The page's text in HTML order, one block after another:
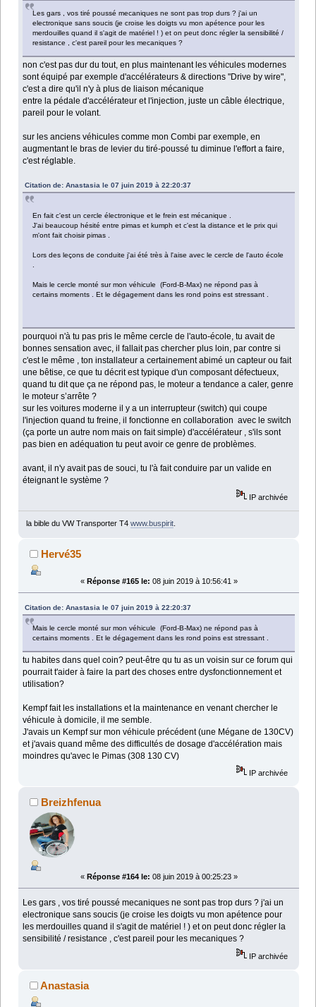
Les gars , vos tiré poussé mecaniques ne sont pas trop durs ? j'ai un
electronique sans soucis (je croise les doigts vu mon apétence pour les
merdouilles quand il s'agit de matériel ! ) et on peut donc régler la sensibilité /
resistance , c'est pareil pour les mecaniques ?
non c'est pas dur du tout, en plus maintenant les véhicules modernes
sont équipé par exemple d'accélérateurs & directions "Drive by wire",
c'est a dire qu'il n'y à plus de liaison mécanique
entre la pédale d'accélérateur et l'injection, juste un câble électrique,
pareil pour le volant.
sur les anciens véhicules comme mon Combi par exemple, en
augmentant le bras de levier du tiré-poussé tu diminue l'effort a faire,
c'est réglable.
Citation de: Anastasia le 07 juin 2019 à 22:20:37
En fait c'est un cercle électronique et le frein est mécanique .
J'ai beaucoup hésité entre pimas et kumph et c'est la distance et le prix qui
m'ont fait choisir pimas .
Lors des leçons de conduite j'ai été très à l'aise avec le cercle de l'auto école
Mais le cercle monté sur mon véhicule (Ford-B-Max) ne répond pas à
certains moments . Et le dégagement dans les rond poins est stressant .
pourquoi n'à tu pas pris le même cercle de l'auto-école, tu avait de
bonnes sensation avec, il fallait pas chercher plus loin, par contre si
c'est le même , ton installateur a certainement abimé un capteur ou fait
une bêtise, ce que tu décrit est typique d'un composant défectueux,
quand tu dit que ça ne répond pas, le moteur a tendance a caler, genre
le moteur s’arrête ?
sur les voitures moderne il y a un interrupteur (switch) qui coupe
l'injection quand tu freine, il fonctionne en collaboration avec le switch
(ça porte un autre nom mais on fait simple) d'accélérateur , s'ils sont
pas bien en adéquation tu peut avoir ce genre de problèmes.
avant, il n'y avait pas de souci, tu l'à fait conduire par un valide en
éteignant le système ?
IP archivée
la bible du VW Transporter T4 www.buspirit.
Hervé35
« Réponse #165 le: 08 juin 2019 à 10:56:41 »
Citation de: Anastasia le 07 juin 2019 à 22:20:37
Mais le cercle monté sur mon véhicule (Ford-B-Max) ne répond pas à
certains moments . Et le dégagement dans les rond poins est stressant .
tu habites dans quel coin? peut-être qu tu as un voisin sur ce forum qui
pourrait t'aider à faire la part des choses entre dysfonctionnement et
utilisation?
Kempf fait les installations et la maintenance en venant chercher le
véhicule à domicile, il me semble.
J'avais un Kempf sur mon véhicule précédent (une Mégane de 130CV)
et j'avais quand même des difficultés de dosage d'accélération mais
moindres qu'avec le Pimas (308 130 CV)
IP archivée
Breizhfenua
« Réponse #164 le: 08 juin 2019 à 00:25:23 »
Les gars , vos tiré poussé mecaniques ne sont pas trop durs ? j'ai un
electronique sans soucis (je croise les doigts vu mon apétence pour
les merdouilles quand il s'agit de matériel ! ) et on peut donc régler la
sensibilité / resistance , c'est pareil pour les mecaniques ?
IP archivée
Anastasia